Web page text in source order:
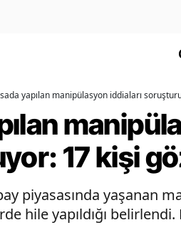
yapılan manipülasyon iddiaları
17 kişi
piyasasında yaşanan
hile yapıldığı